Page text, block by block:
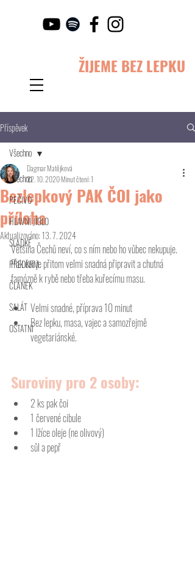
ŽIJEME BEZ LEPKU
Příspěvek
Všechno
PEČIVO
HLAVNÍ JÍDLO
SLADKÉ
PŘEDKRM
ČLÁNEK
SALÁT
OSTATNÍ
Všechno
Bezlepkový PAK ČOI jako
příloha
Dagmar Matějková
22. 10. 2020Minut čtení: 1
Aktualizováno:13. 7. 2024
Většina Čechů neví, co s ním nebo ho vůbec nekupuje.
Pak čoi je přitom velmi snadná připravit a chutná
famózně k rybě nebo třeba kuřecímu masu.
Velmi snadné, příprava 10 minut
Bez lepku, masa, vajec a samozřejmě
vegetariánské.
Suroviny pro 2 osoby:
2 ks pak čoi
1 červené cibule
1 lžíce oleje (ne olivový)
sůl a pepř